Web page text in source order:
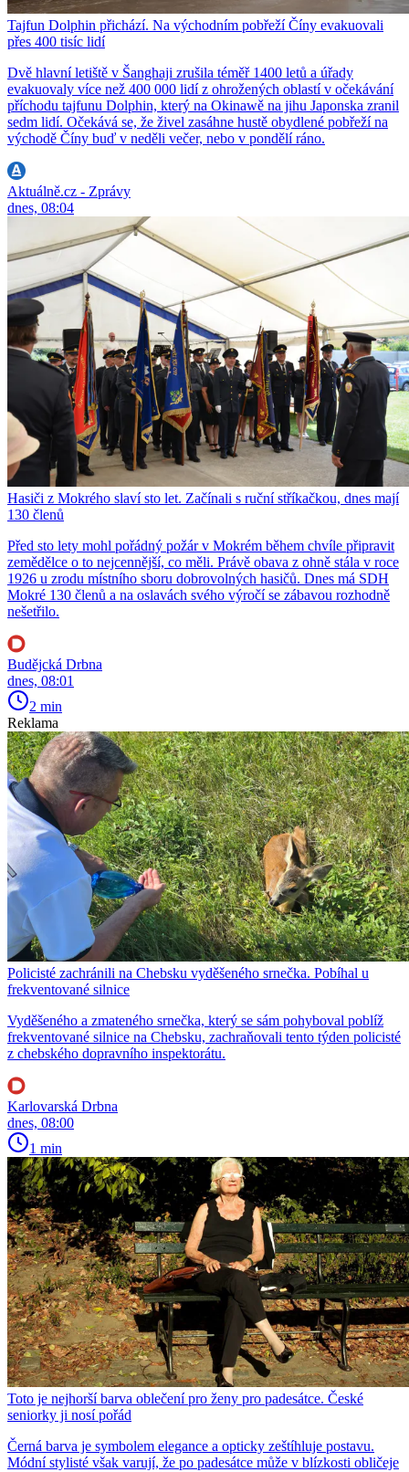
Tajfun Dolphin přichází. Na východním pobřeží Číny evakuovali
přes 400 tisíc lidí
Dvě hlavní letiště v Šanghaji zrušila téměř 1400 letů a úřady
evakuovaly více než 400 000 lidí z ohrožených oblastí v očekávání
příchodu tajfunu Dolphin, který na Okinawě na jihu Japonska zranil
sedm lidí. Očekává se, že živel zasáhne hustě obydlené pobřeží na
východě Číny buď v neděli večer, nebo v pondělí ráno.
Aktuálně.cz - Zprávy
dnes, 08:04
Hasiči z Mokrého slaví sto let. Začínali s ruční stříkačkou, dnes mají
130 členů
Před sto lety mohl pořádný požár v Mokrém během chvíle připravit
zemědělce o to nejcennější, co měli. Právě obava z ohně stála v roce
1926 u zrodu místního sboru dobrovolných hasičů. Dnes má SDH
Mokré 130 členů a na oslavách svého výročí se zábavou rozhodně
nešetřilo.
Budějcká Drbna
dnes, 08:01
2 min
Reklama
Policisté zachránili na Chebsku vyděšeného srnečka. Pobíhal u
frekventované silnice
Vyděšeného a zmateného srnečka, který se sám pohyboval poblíž
frekventované silnice na Chebsku, zachraňovali tento týden policisté
z chebského dopravního inspektorátu.
Karlovarská Drbna
dnes, 08:00
1 min
Toto je nejhorší barva oblečení pro ženy pro padesátce. České
seniorky ji nosí pořád
Černá barva je symbolem elegance a opticky zeštíhluje postavu.
Módní stylisté však varují, že po padesátce může v blízkosti obličeje